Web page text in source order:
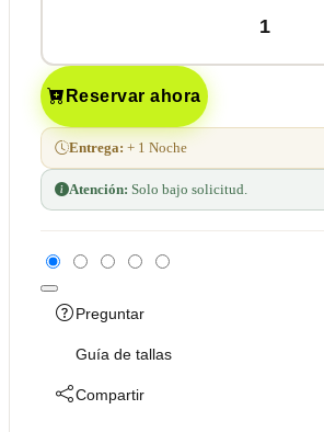
Reservar ahora
Entrega: + 1 Noche
Atención: Solo bajo solicitud.
Preguntar
Guía de tallas
Compartir